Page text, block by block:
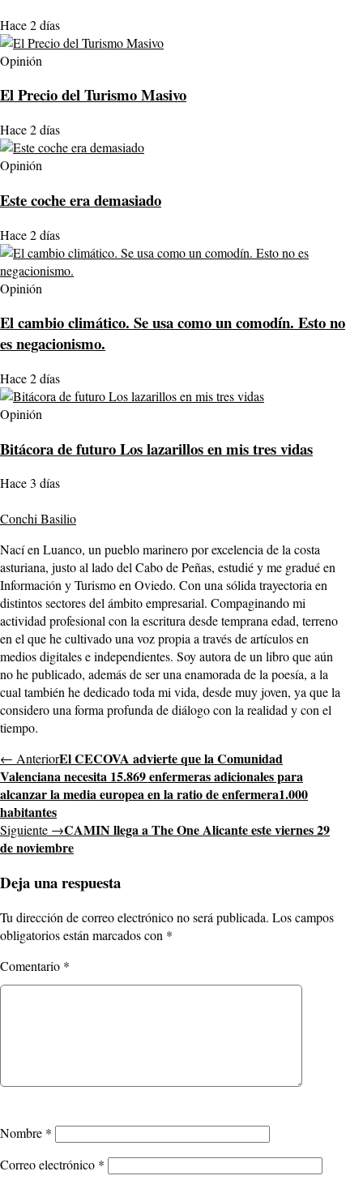
Hace 2 días
Opinión
El Precio del Turismo Masivo
Hace 2 días
Opinión
Este coche era demasiado
Hace 2 días
Opinión
El cambio climático. Se usa como un comodín. Esto no
es negacionismo.
Hace 2 días
Opinión
Bitácora de futuro Los lazarillos en mis tres vidas
Hace 3 días
Conchi Basilio
Nací en Luanco, un pueblo marinero por excelencia de la costa
asturiana, justo al lado del Cabo de Peñas, estudié y me gradué en
Información y Turismo en Oviedo. Con una sólida trayectoria en
distintos sectores del ámbito empresarial. Compaginando mi
actividad profesional con la escritura desde temprana edad, terreno
en el que he cultivado una voz propia a través de artículos en
medios digitales e independientes. Soy autora de un libro que aún
no he publicado, además de ser una enamorada de la poesía, a la
cual también he dedicado toda mi vida, desde muy joven, ya que la
considero una forma profunda de diálogo con la realidad y con el
tiempo.
← AnteriorEl CECOVA advierte que la Comunidad
Valenciana necesita 15.869 enfermeras adicionales para
alcanzar la media europea en la ratio de enfermera1.000
habitantes
Siguiente →CAMIN llega a The One Alicante este viernes 29
de noviembre
Deja una respuesta
Tu dirección de correo electrónico no será publicada. Los campos
obligatorios están marcados con *
Comentario *
Nombre *
Correo electrónico *